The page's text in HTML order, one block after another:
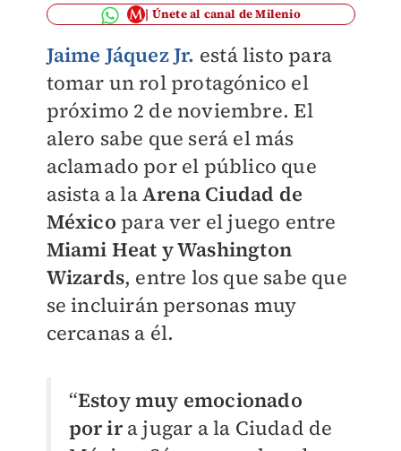
Únete al canal de Milenio
Jaime Jáquez Jr. está listo para
tomar un rol protagónico el
próximo 2 de noviembre. El
alero sabe que será el más
aclamado por el público que
asista a laArena Ciudad de
México para ver el juego entre
Miami Heat y Washington
Wizards, entre los que sabe que
se incluirán personas muy
cercanas a él.
“Estoy muy emocionado
por ira jugar a la Ciudad de